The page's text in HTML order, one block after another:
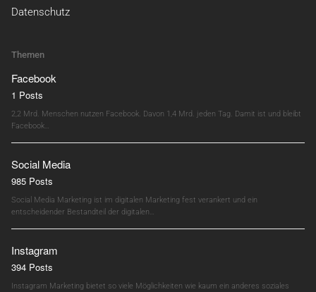
Datenschutz
Themen
Facebook
1 Posts
2,2 Mrd. Menschen nutzen Facebook. Davon 1,4 Mrd. jeden Tag. Damit ist und bleibt
Facebook…
Social Media
985 Posts
Social Media Marketing ist im digitalen Marketing fest verankert und ein
entscheidender Bestandteil der digitalen…
Instagram
394 Posts
Instagram Marketing bietet so viele Möglichkeiten wie kaum ein anderes soziales